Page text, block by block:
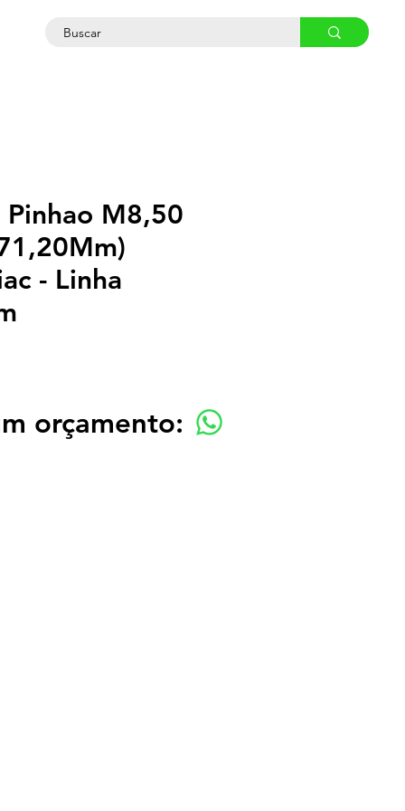
Pinhao M8,50
- Linha
orçamento: